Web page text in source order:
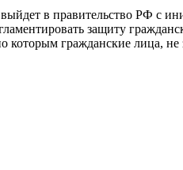
в правительство РФ с
защиту
гражданские лица,